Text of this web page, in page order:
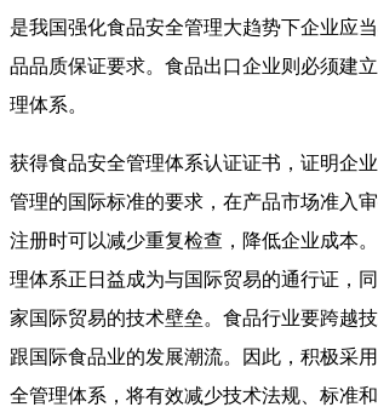
是我国强化食品安全管理大趋势下企业应
品品质保证要求。食品出口企业则必须建
理体系。
获得食品安全管理体系认证证书，证明企
管理的国际标准的要求，在产品市场准入
注册时可以减少重复检查，降低企业成本
理体系正日益成为与国际贸易的通行证，
家国际贸易的技术壁垒。食品行业要跨越
跟国际食品业的发展潮流。因此，积极采
全管理体系，将有效减少技术法规、标准